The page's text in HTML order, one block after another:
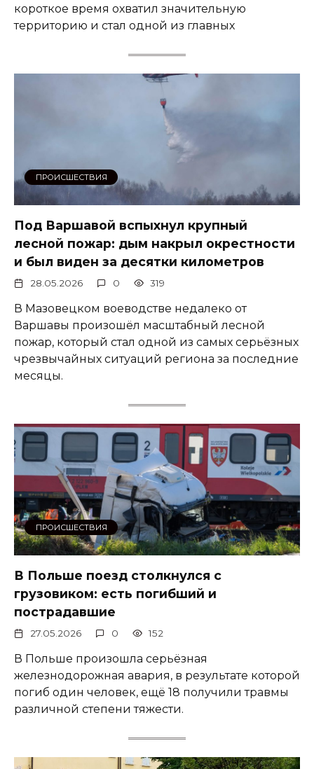
короткое время охватил значительную
территорию и стал одной из главных
ПРОИСШЕСТВИЯ
Под Варшавой вспыхнул крупный
лесной пожар: дым накрыл окрестности
и был виден за десятки километров
28.05.2026 0 319
В Мазовецком воеводстве недалеко от
Варшавы произошёл масштабный лесной
пожар, который стал одной из самых серьёзных
чрезвычайных ситуаций региона за последние
месяцы.
ПРОИСШЕСТВИЯ
В Польше поезд столкнулся с
грузовиком: есть погибший и
пострадавшие
27.05.2026 0 152
В Польше произошла серьёзная
железнодорожная авария, в результате которой
погиб один человек, ещё 18 получили травмы
различной степени тяжести.